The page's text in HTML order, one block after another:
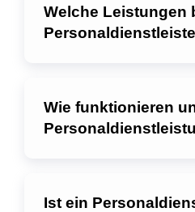
Welche Leistungen
Wie funktionieren
Ist ein